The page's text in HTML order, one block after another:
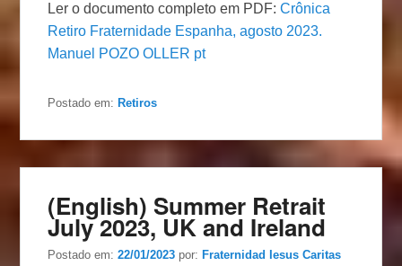
Ler o documento completo em PDF:Crônica
Retiro Fraternidade Espanha, agosto 2023.
Manuel POZO OLLER pt
Postado em: Retiros
(English) Summer Retrait
July 2023, UK and Ireland
Postado em:22/01/2023 por: Fraternidad Iesus Caritas